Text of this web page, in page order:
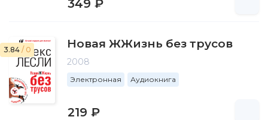
349 ₽
3.84 / 0 Новая ЖЖизнь без трусов
2008
Электронная Аудиокнига
219 ₽